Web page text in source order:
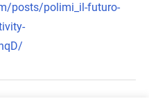
posts/polimi_il-futuro-